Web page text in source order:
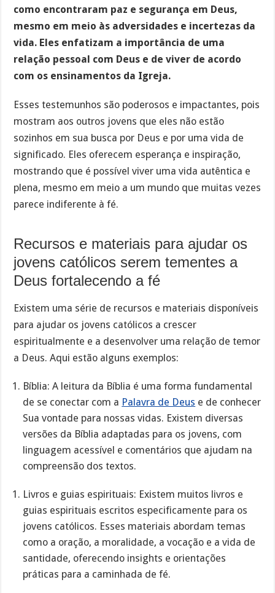
como encontraram paz e segurança em Deus,
mesmo em meio às adversidades e incertezas da
vida. Eles enfatizam a importância de uma
relação pessoal com Deus e de viver de acordo
com os ensinamentos da Igreja.
Esses testemunhos são poderosos e impactantes, pois
mostram aos outros jovens que eles não estão
sozinhos em sua busca por Deus e por uma vida de
significado. Eles oferecem esperança e inspiração,
mostrando que é possível viver uma vida autêntica e
plena, mesmo em meio a um mundo que muitas vezes
parece indiferente à fé.
Recursos e materiais para ajudar os
jovens católicos serem tementes a
Deus fortalecendo a fé
Existem uma série de recursos e materiais disponíveis
para ajudar os jovens católicos a crescer
espiritualmente e a desenvolver uma relação de temor
a Deus. Aqui estão alguns exemplos:
Bíblia: A leitura da Bíblia é uma forma fundamental
de se conectar com a Palavra de Deus e de conhecer
Sua vontade para nossas vidas. Existem diversas
versões da Bíblia adaptadas para os jovens, com
linguagem acessível e comentários que ajudam na
compreensão dos textos.
Livros e guias espirituais: Existem muitos livros e
guias espirituais escritos especificamente para os
jovens católicos. Esses materiais abordam temas
como a oração, a moralidade, a vocação e a vida de
santidade, oferecendo insights e orientações
práticas para a caminhada de fé.